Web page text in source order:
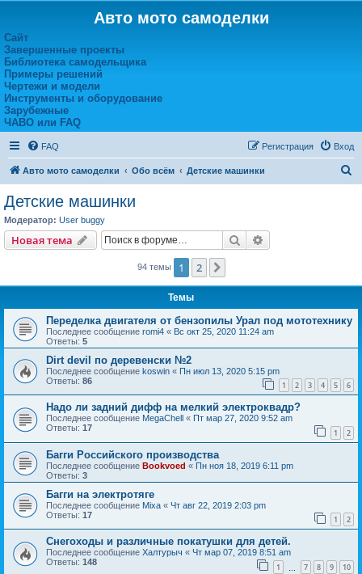
Авто мото самоделки
Сайт
Завершенные проекты
Библиотека самодельщика
Примеры решений
Чертежи и модели
Инструменты и оборудование
Зарубежные
ЧАВО или FAQ
FAQ Вход
Регистрация
Авто мото самоделки Обо всём Детские машинки
Детские машинки
Модератор: User buggy
Новая тема Поиск
94 темы 1 2
Темы
Переделка двигателя от бензопилы Урал под мототехнику
Последнее сообщение romi4 « Вс окт 25, 2020 11:24 am
Ответы: 5
Dirt devil по деревенски №2
Последнее сообщение koswin « Пн июл 13, 2020 5:15 pm
Ответы: 86 1 2 3 4 5 6
Надо ли задний дифф на мелкий электроквадр?
Последнее сообщение MegaChell « Пт мар 27, 2020 9:52 am
Ответы: 17 1 2
Багги Российского производства
Последнее сообщение Bookvoed « Пн ноя 18, 2019 6:11 pm
Ответы: 3
Багги на электротяге
Последнее сообщение Mixa « Чт авг 22, 2019 2:03 pm
Ответы: 17 1 2
Снегоходы и различные покатушки для детей.
Последнее сообщение Халтурыч « Чт мар 07, 2019 8:51 am
Ответы: 148 1 7 8 9 10